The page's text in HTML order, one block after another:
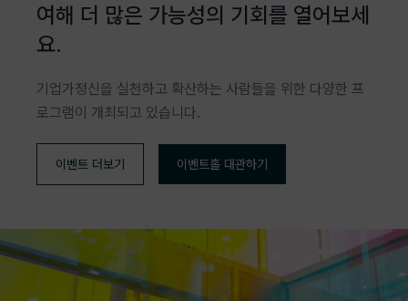
여해 더 많은 가능성의 기회를 열어보세
요.
기업가정신을 실천하고 확산하는 사람들을 위한 다양한 프
로그램이 개최되고 있습니다.
이벤트 더보기 이벤트홀 대관하기